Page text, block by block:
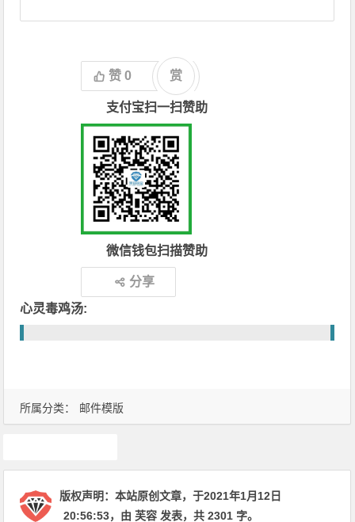
所属分类： 邮件模版
赞0
支付宝扫一扫赞助
微信钱包扫描赞助
'>
赏
分享
心灵毒鸡汤:
版权声明：本站原创文章，于2021年1月12日
20:56:53，由芙容 发表，共 2301 字。